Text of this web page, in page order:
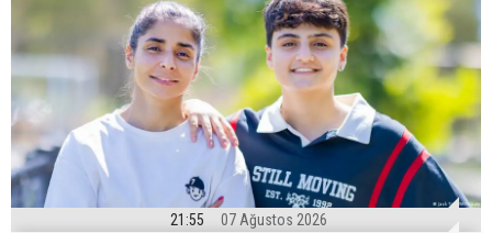
21:55 07 Ağustos 2026